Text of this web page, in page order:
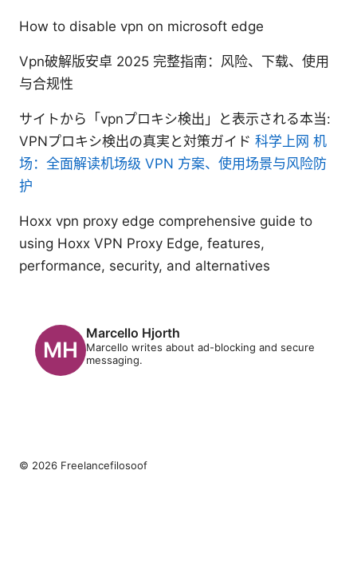
How to disable vpn on microsoft edge
Vpn破解版安卓 2025 完整指南：风险、下载、使用
与合规性
サイトから「vpnプロキシ検出」と表示される本当:
VPNプロキシ検出の真実と対策ガイド 科学上网 机
场：全面解读机场级 VPN 方案、使用场景与风险防
护
Hoxx vpn proxy edge comprehensive guide to
using Hoxx VPN Proxy Edge, features,
performance, security, and alternatives
Marcello Hjorth
Marcello writes about ad-blocking and secure
messaging.
© 2026 Freelancefilosoof